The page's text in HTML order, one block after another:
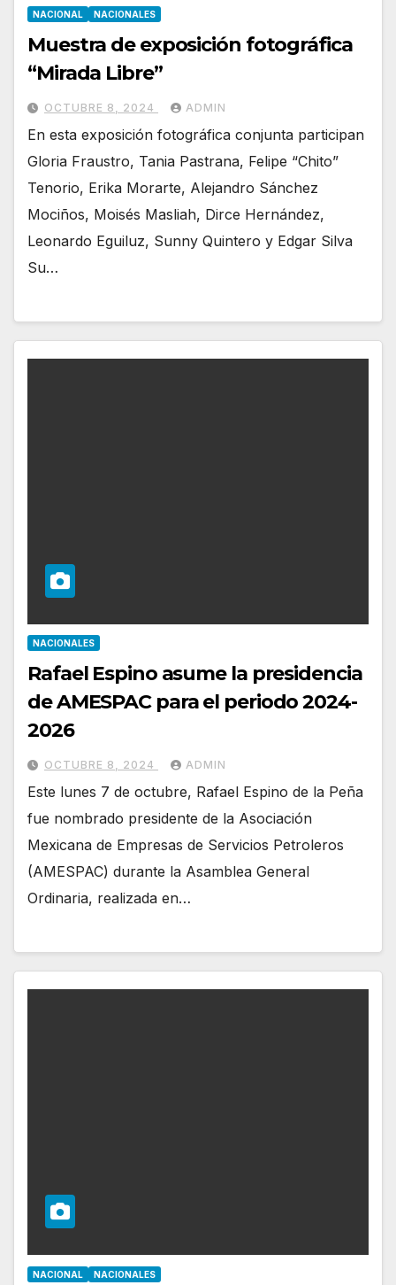
NACIONAL NACIONALES
Muestra de exposición fotográfica
“Mirada Libre”
OCTUBRE 8, 2024 ADMIN
En esta exposición fotográfica conjunta participan
Gloria Fraustro, Tania Pastrana, Felipe “Chito”
Tenorio, Erika Morarte, Alejandro Sánchez
Mociños, Moisés Masliah, Dirce Hernández,
Leonardo Eguiluz, Sunny Quintero y Edgar Silva
Su…
NACIONALES
Rafael Espino asume la presidencia
de AMESPAC para el periodo 2024-
2026
OCTUBRE 8, 2024 ADMIN
Este lunes 7 de octubre, Rafael Espino de la Peña
fue nombrado presidente de la Asociación
Mexicana de Empresas de Servicios Petroleros
(AMESPAC) durante la Asamblea General
Ordinaria, realizada en…
NACIONAL NACIONALES